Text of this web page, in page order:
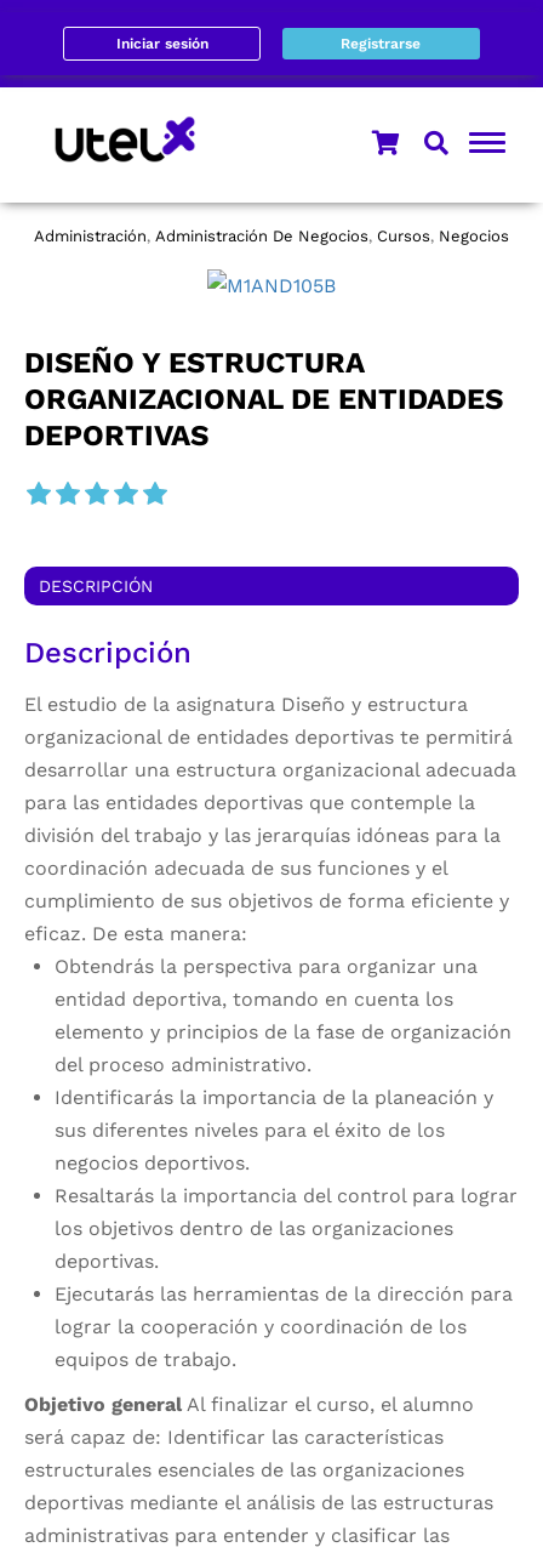
Iniciar sesión Registrarse
Administración, Administración De Negocios, Cursos, Negocios
DISEÑO Y ESTRUCTURA
ORGANIZACIONAL DE ENTIDADES
DEPORTIVAS
DESCRIPCIÓN
Descripción
El estudio de la asignatura Diseño y estructura
organizacional de entidades deportivas te permitirá
desarrollar una estructura organizacional adecuada
para las entidades deportivas que contemple la
división del trabajo y las jerarquías idóneas para la
coordinación adecuada de sus funciones y el
cumplimiento de sus objetivos de forma eficiente y
eficaz. De esta manera:
Obtendrás la perspectiva para organizar una
entidad deportiva, tomando en cuenta los
elemento y principios de la fase de organización
del proceso administrativo.
Identificarás la importancia de la planeación y
sus diferentes niveles para el éxito de los
negocios deportivos.
Resaltarás la importancia del control para lograr
los objetivos dentro de las organizaciones
deportivas.
Ejecutarás las herramientas de la dirección para
lograr la cooperación y coordinación de los
equipos de trabajo.
Objetivo general Al finalizar el curso, el alumno
será capaz de: Identificar las características
estructurales esenciales de las organizaciones
deportivas mediante el análisis de las estructuras
administrativas para entender y clasificar las